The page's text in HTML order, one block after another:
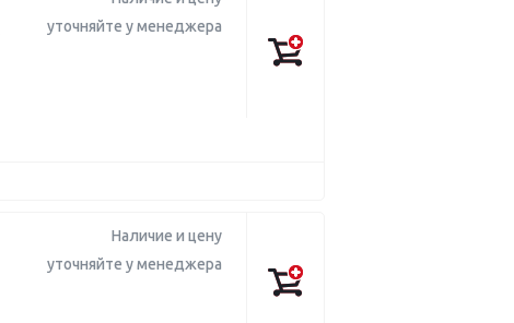
уточняйте у менеджера
Наличие и цену
уточняйте у менеджера